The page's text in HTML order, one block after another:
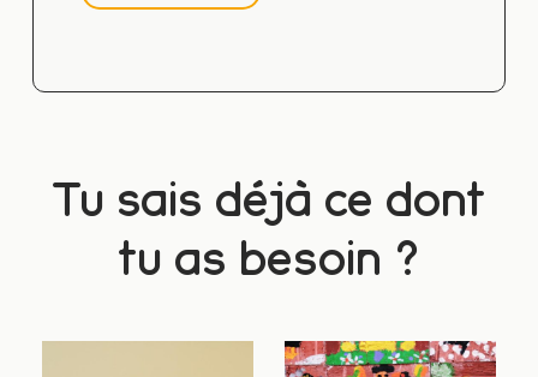
Tu sais déjà ce dont
tu as besoin ?